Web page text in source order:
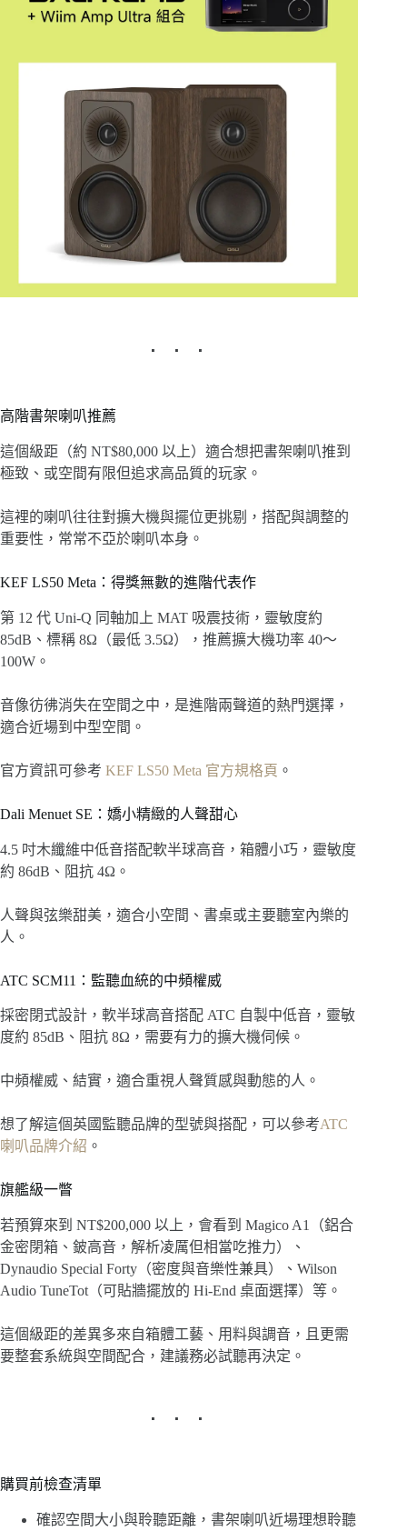
高階書架喇叭推薦
這個級距（約 NT$80,000 以上）適合想把書架喇叭推到
極致、或空間有限但追求高品質的玩家。
這裡的喇叭往往對擴大機與擺位更挑剔，搭配與調整的
重要性，常常不亞於喇叭本身。
KEF LS50 Meta：得獎無數的進階代表作
第 12 代 Uni-Q 同軸加上 MAT 吸震技術，靈敏度約
85dB、標稱 8Ω（最低 3.5Ω），推薦擴大機功率 40～
100W。
音像彷彿消失在空間之中，是進階兩聲道的熱門選擇，
適合近場到中型空間。
官方資訊可參考 KEF LS50 Meta 官方規格頁 。
Dali Menuet SE：嬌小精緻的人聲甜心
4.5 吋木纖維中低音搭配軟半球高音，箱體小巧，靈敏度
約 86dB、阻抗 4Ω。
人聲與弦樂甜美，適合小空間、書桌或主要聽室內樂的
人。
ATC SCM11：監聽血統的中頻權威
採密閉式設計，軟半球高音搭配 ATC 自製中低音，靈敏
度約 85dB、阻抗 8Ω，需要有力的擴大機伺候。
中頻權威、結實，適合重視人聲質感與動態的人。
想了解這個英國監聽品牌的型號與搭配，可以參考ATC
喇叭品牌介紹 。
旗艦級一瞥
若預算來到 NT$200,000 以上，會看到 Magico A1（鋁合
金密閉箱、鈹高音，解析凌厲但相當吃推力）、
Dynaudio Special Forty（密度與音樂性兼具）、Wilson
Audio TuneTot（可貼牆擺放的 Hi-End 桌面選擇）等。
這個級距的差異多來自箱體工藝、用料與調音，且更需
要整套系統與空間配合，建議務必試聽再決定。
購買前檢查清單
確認空間大小與聆聽距離，書架喇叭近場理想聆聽